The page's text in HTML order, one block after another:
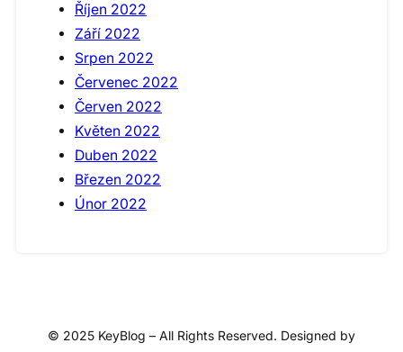
Říjen 2022
Září 2022
Srpen 2022
Červenec 2022
Červen 2022
Květen 2022
Duben 2022
Březen 2022
Únor 2022
© 2025 KeyBlog – All Rights Reserved. Designed by